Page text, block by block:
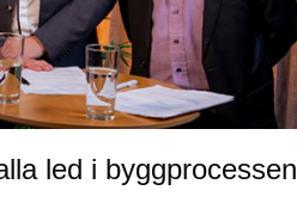
led i byggprocessen